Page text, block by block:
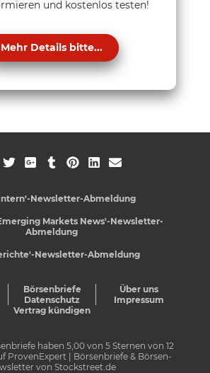
und kostenlos testen!
Mehr Details bitte...
Newsletter-Abmeldung
Markets News'-Newsletter-
Abmeldung
Newsletter-Abmeldung
Börsenbriefe
Über uns
Datenschutz
Impressum
Vertrag kündigen
haben 5,00von 5Sternen von 12
ProvenExpert | Börsenbriefe & Börsen-
von Stockstreet.de